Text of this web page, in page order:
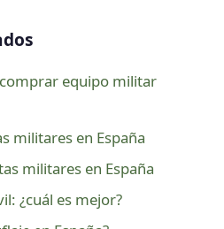
equipo militar
militares en España
militares en España
¿cuál es mejor?